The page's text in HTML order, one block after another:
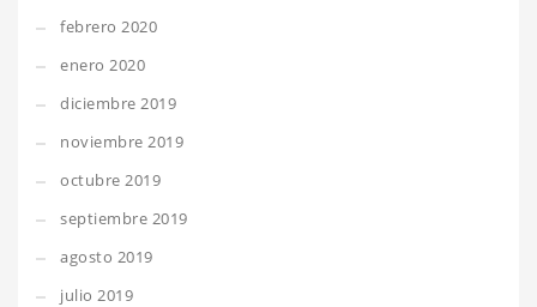
febrero 2020
enero 2020
diciembre 2019
noviembre 2019
octubre 2019
septiembre 2019
agosto 2019
julio 2019